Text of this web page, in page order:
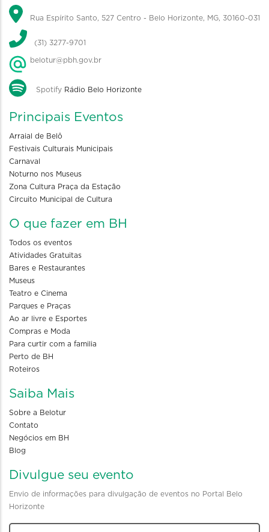
Rua Espírito Santo, 527 Centro - Belo Horizonte, MG, 30160-031
(31) 3277-9701
belotur@pbh.gov.br
Spotify Rádio Belo Horizonte
Principais Eventos
Arraial de Belô
Festivais Culturais Municipais
Carnaval
Noturno nos Museus
Zona Cultura Praça da Estação
Circuito Municipal de Cultura
O que fazer em BH
Todos os eventos
Atividades Gratuitas
Bares e Restaurantes
Museus
Teatro e Cinema
Parques e Praças
Ao ar livre e Esportes
Compras e Moda
Para curtir com a familia
Perto de BH
Roteiros
Saiba Mais
Sobre a Belotur
Contato
Negócios em BH
Blog
Divulgue seu evento
Envio de informações para divulgação de eventos no Portal Belo
Horizonte